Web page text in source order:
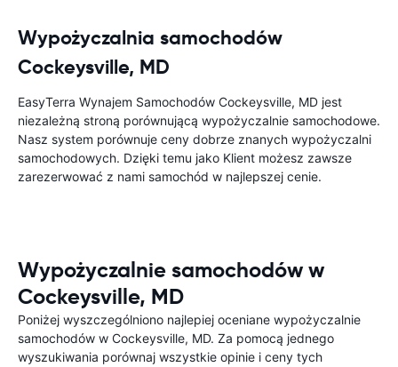
Wypożyczalnia samochodów
Cockeysville, MD
EasyTerra Wynajem Samochodów Cockeysville, MD jest
niezależną stroną porównującą wypożyczalnie samochodowe.
Nasz system porównuje ceny dobrze znanych wypożyczalni
samochodowych. Dzięki temu jako Klient możesz zawsze
zarezerwować z nami samochód w najlepszej cenie.
Wypożyczalnie samochodów w
Cockeysville, MD
Poniżej wyszczególniono najlepiej oceniane wypożyczalnie
samochodów w Cockeysville, MD. Za pomocą jednego
wyszukiwania porównaj wszystkie opinie i ceny tych